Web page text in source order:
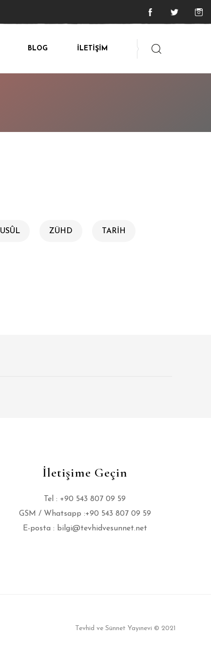
BLOG İLETİŞİM
USÛL ZÜHD TARİH
İletişime Geçin
Tel : +90 543 807 09 59
GSM / Whatsapp :+90 543 807 09 59
E-posta : bilgi@tevhidvesunnet.net
Tevhid ve Sünnet Yayınevi © 2021